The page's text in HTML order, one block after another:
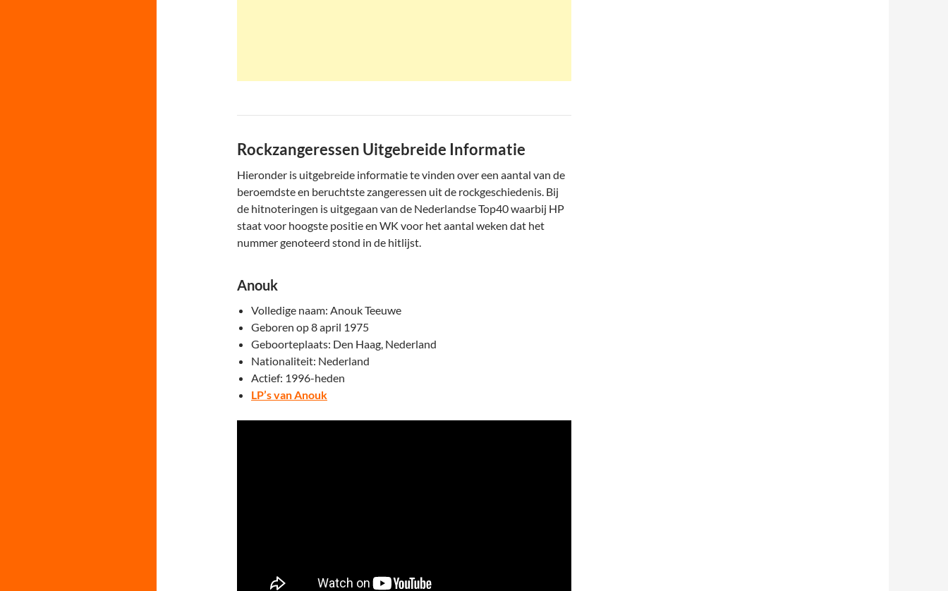
Rockzangeressen Uitgebreide Informatie
Hieronder is uitgebreide informatie te vinden over een aantal van de
beroemdste en beruchtste zangeressen uit de rockgeschiedenis. Bij
de hitnoteringen is uitgegaan van de Nederlandse Top40 waarbij HP
staat voor hoogste positie en WK voor het aantal weken dat het
nummer genoteerd stond in de hitlijst.
Anouk
Volledige naam: Anouk Teeuwe
Geboren op 8 april 1975
Geboorteplaats: Den Haag, Nederland
Nationaliteit: Nederland
Actief: 1996-heden
LP’s van Anouk